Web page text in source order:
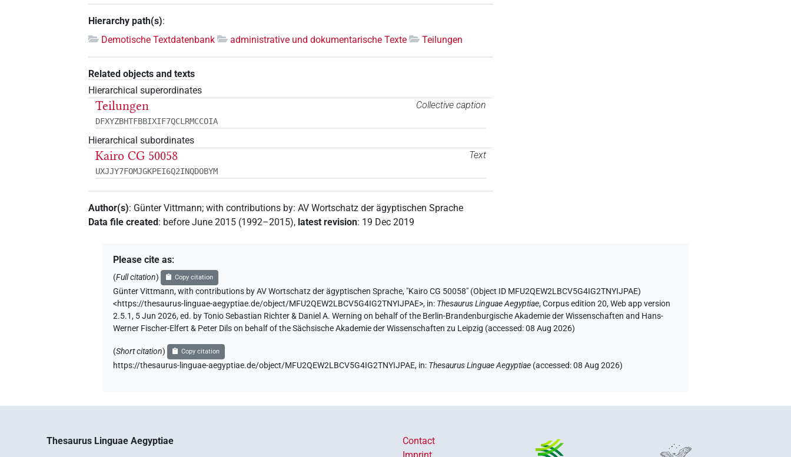
Hierarchy path(s):
Demotische Textdatenbank
administrative und dokumentarische Texte Teilungen
Related objects and texts
Hierarchical superordinates
Collective caption
Teilungen
DFXYZBHTFBBIXIF7QCLRMCCOIA
Hierarchical subordinates
Text
Kairo CG 50058
UXJJY7FOMJGKPEI6Q2INQDOBYM
Author(s): Günter Vittmann;with contributions by:AV Wortschatz der ägyptischen Sprache
Data file created: before June 2015 (1992–2015), latest revision: 19 Dec 2019
Please cite as:
(Full citation) Copy citation
Günter Vittmann,with contributions by AV Wortschatz der ägyptischen Sprache, "Kairo CG 50058" (Object ID MFU2QEW2LBCV5G4IG2TNYIJPAE)
<https://thesaurus-linguae-aegyptiae.de/object/MFU2QEW2LBCV5G4IG2TNYIJPAE>, in: Thesaurus Linguae Aegyptiae,Corpus edition 20, Web app version
2.5.1, 5 Jun 2026, ed. by Tonio Sebastian Richter & Daniel A. Werning on behalf of the Berlin-Brandenburgische Akademie der Wissenschaften and Hans-
Werner Fischer-Elfert & Peter Dils on behalf of the Sächsische Akademie der Wissenschaften zu Leipzig (accessed:08 Aug 2026)
(Short citation) Copy citation
https://thesaurus-linguae-aegyptiae.de/object/MFU2QEW2LBCV5G4IG2TNYIJPAE, in: Thesaurus Linguae Aegyptiae (accessed:08 Aug 2026)
Thesaurus Linguae Aegyptiae
Contact